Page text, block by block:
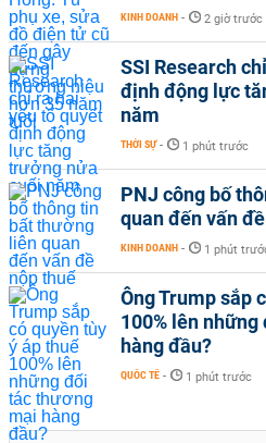
KINH DOANH - 2 giờ trước
SSI Research
định động lực
năm
THỜI SỰ - 1 phút trước
PNJ công bố
quan đến vấn
KINH DOANH - 1 phút
Ông Trump sắp
100% lên
hàng đầu?
QUỐC TẾ - 1 phút trước